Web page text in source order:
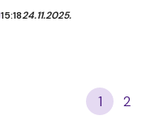
15:1824.11.2025.
1 2